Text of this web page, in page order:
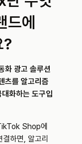
드에
?
광고 솔루션
츠를 알고리즘
화하는 도구입
Shop에
하면, 알고리